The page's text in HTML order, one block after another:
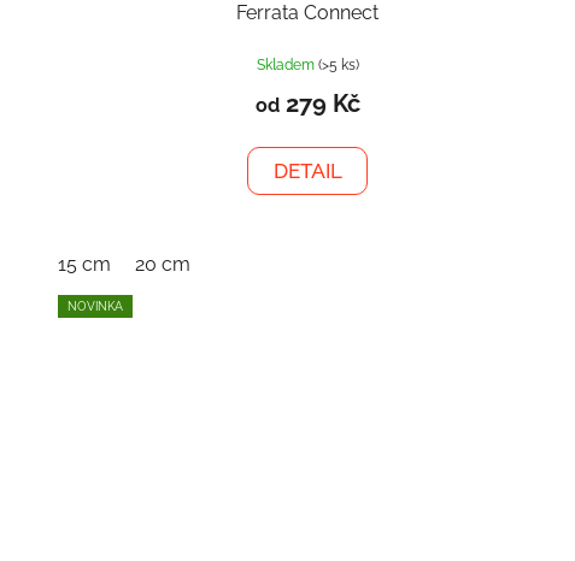
Ferrata Connect
Skladem (>5 ks)
od279 Kč
DETAIL
15 cm 20 cm
NOVINKA